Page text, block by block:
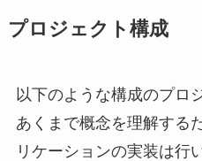
プロジェクト構成
以下のような構成のプロ
あくまで概念を理解する
リケーションの実装は行